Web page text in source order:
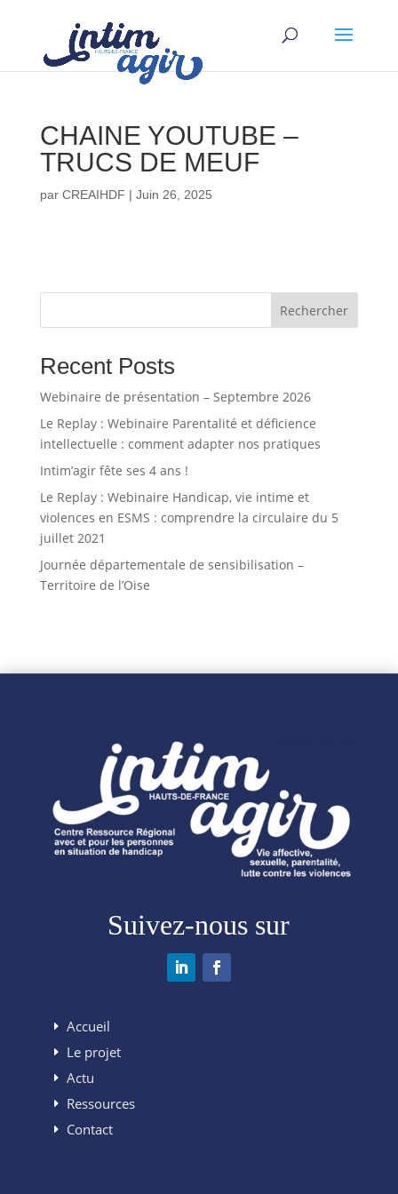
CHAINE YOUTUBE –
TRUCS DE MEUF
par CREAIHDF | Juin 26, 2025
Rechercher
Recent Posts
Webinaire de présentation – Septembre 2026
Le Replay : Webinaire Parentalité et déficience
intellectuelle : comment adapter nos pratiques
Intim’agir fête ses 4 ans !
Le Replay : Webinaire Handicap, vie intime et
violences en ESMS : comprendre la circulaire du 5
juillet 2021
Journée départementale de sensibilisation –
Territoire de l’Oise
Suivez-nous sur
Accueil
Le projet
Actu
Ressources
Contact